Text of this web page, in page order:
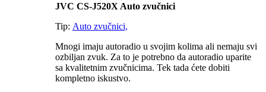
JVC CS-J520X Auto zvučnici
Tip: Auto zvučnici,
Mnogi imaju autoradio u svojim kolima ali nemaju svi
ozbiljan zvuk. Za to je potrebno da autoradio uparite
sa kvalitetnim zvučnicima. Tek tada ćete dobiti
kompletno iskustvo.